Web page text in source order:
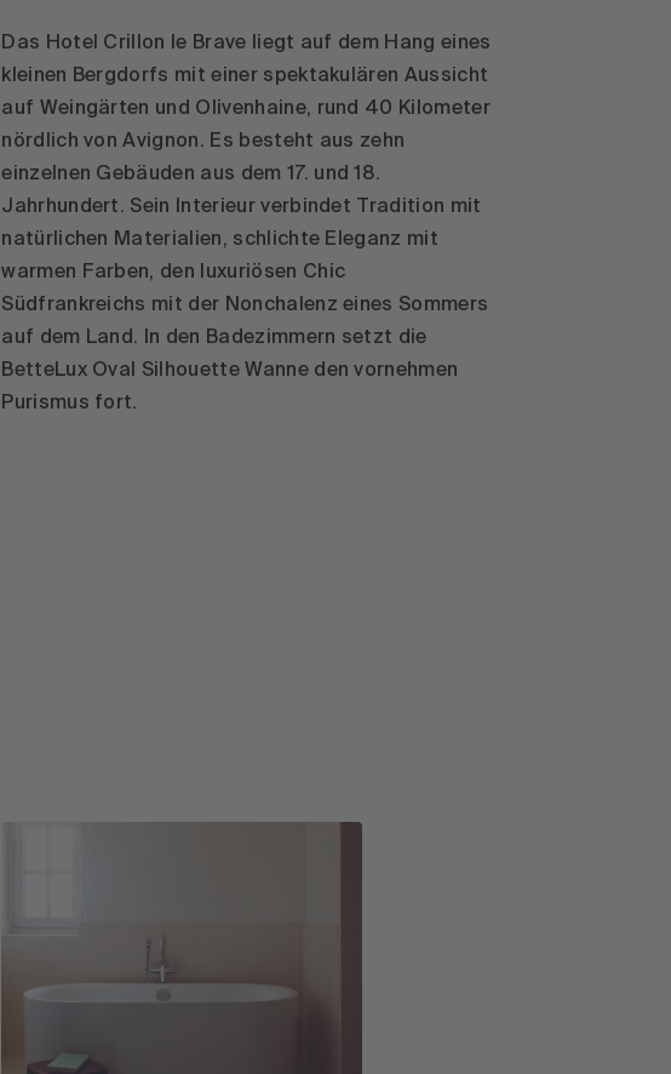
Das Hotel Crillon le Brave liegt auf dem Hang eines
kleinen Bergdorfs mit einer spektakulären Aussicht
auf Weingärten und Olivenhaine, rund 40 Kilometer
nördlich von Avignon. Es besteht aus zehn
einzelnen Gebäuden aus dem 17. und 18.
Jahrhundert. Sein Interieur verbindet Tradition mit
natürlichen Materialien, schlichte Eleganz mit
warmen Farben, den luxuriösen Chic
Südfrankreichs mit der Nonchalenz eines Sommers
auf dem Land. In den Badezimmern setzt die
BetteLux Oval Silhouette Wanne den vornehmen
Purismus fort.